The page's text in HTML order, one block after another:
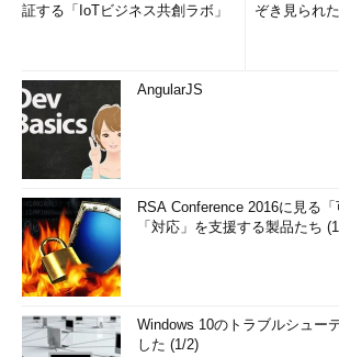
証する「IoTビジネス共創ラボ」
ぞき見られ
AngularJS
RSA Conference 2016に見る「
「対応」を支援する製品たち
Windows 10のトラブルシュー
した (1/2)